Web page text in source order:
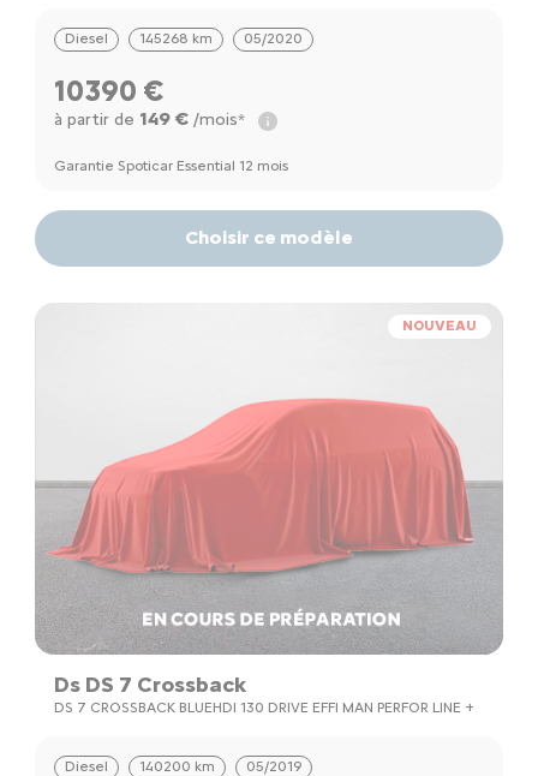
Diesel 145268 km 05/2020
10390 €
à partir de 149 €/mois*
Garantie Spoticar Essential 12 mois
Choisir ce modèle
NOUVEAU
Ds DS 7 Crossback
DS 7 CROSSBACK BLUEHDI 130 DRIVE EFFI MAN PERFOR LINE +
Diesel 140200 km 05/2019